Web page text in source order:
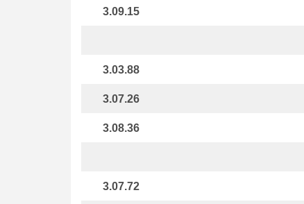
3.09.15
3.03.88
3.07.26
3.08.36
3.07.72